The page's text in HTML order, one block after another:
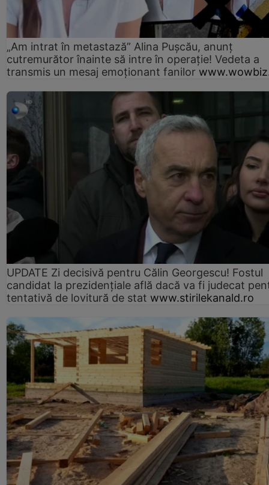
„Am intrat în metastază” Alina Pușcău, anunț
cutremurător înainte să intre în operație! Vedeta a
transmis un mesaj emoționant fanilor
UPDATE Zi decisivă pentru Călin Georgescu! Fostul
candidat la prezidențiale află dacă va fi judecat
tentativă de lovitură de stat www.stirilekanald.ro